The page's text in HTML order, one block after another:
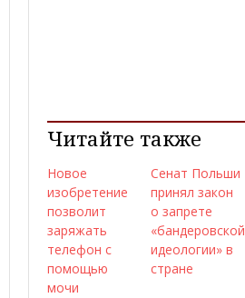
Читайте также
Новое
изобретение
позволит
заряжать
телефон с
помощью
мочи
Сенат Польши
принял закон
о запрете
«бандеровской
идеологии» в
стране